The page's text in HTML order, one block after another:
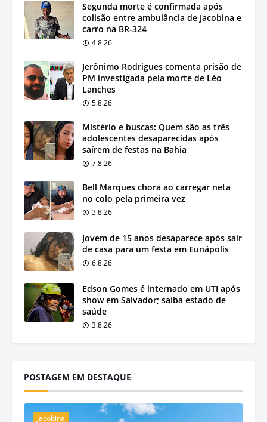
Segunda morte é confirmada após
colisão entre ambulância de Jacobina e
carro na BR-324
4.8.26
Jerônimo Rodrigues comenta prisão de
PM investigada pela morte de Léo
Lanches
5.8.26
Mistério e buscas: Quem são as três
adolescentes desaparecidas após
saírem de festas na Bahia
7.8.26
Bell Marques chora ao carregar neta
no colo pela primeira vez
3.8.26
Jovem de 15 anos desaparece após sair
de casa para um festa em Eunápolis
6.8.26
Edson Gomes é internado em UTI após
show em Salvador; saiba estado de
saúde
3.8.26
POSTAGEM EM DESTAQUE
Jacobina